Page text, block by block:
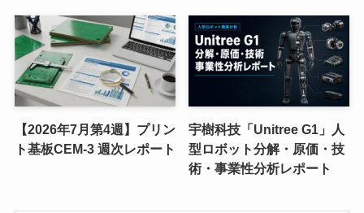
【2026年7月第4週】プリン
ト基板CEM-3 週次レポート
宇樹科技「Unitree G1」人
型ロボット分解・原価・技
術・事業性分析レポート